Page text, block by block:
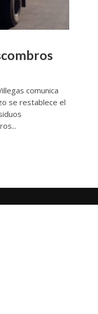
comunica
se restablece el